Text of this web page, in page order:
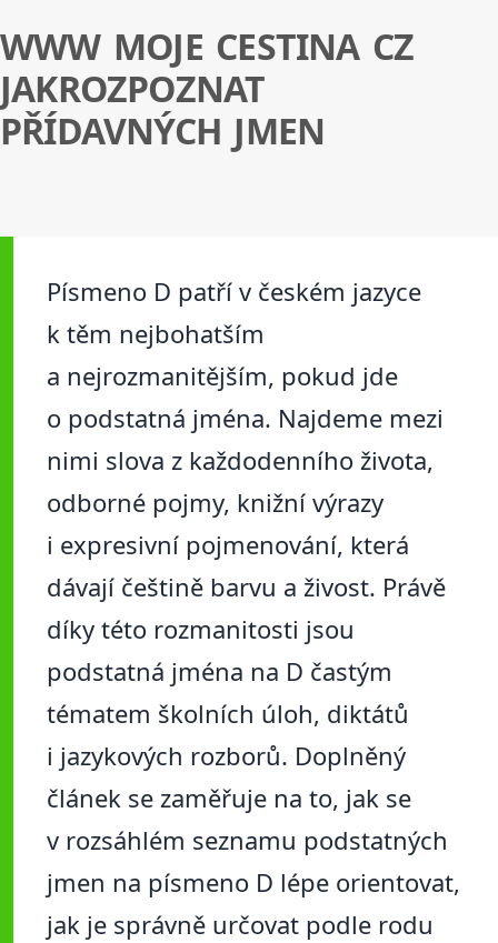
WWW MOJE CESTINA CZ
JAKROZPOZNAT
PŘÍDAVNÝCH JMEN
Písmeno D patří v českém jazyce
k těm nejbohatším
a nejrozmanitějším, pokud jde
o podstatná jména. Najdeme mezi
nimi slova z každodenního života,
odborné pojmy, knižní výrazy
i expresivní pojmenování, která
dávají češtině barvu a živost. Právě
díky této rozmanitosti jsou
podstatná jména na D častým
tématem školních úloh, diktátů
i jazykových rozborů. Doplněný
článek se zaměřuje na to, jak se
v rozsáhlém seznamu podstatných
jmen na písmeno D lépe orientovat,
jak je správně určovat podle rodu